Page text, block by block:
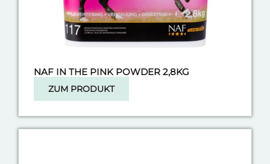
NAF IN THE PINK POWDER 2,8KG
ZUM PRODUKT